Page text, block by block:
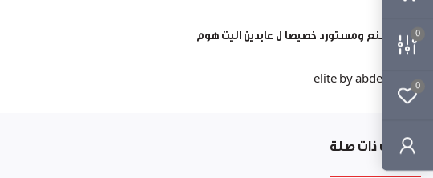
0
0
مصنع ومستورد خصيصا ل عابدين اليت هوم
elite by abdeen
منتجات ذات صلة